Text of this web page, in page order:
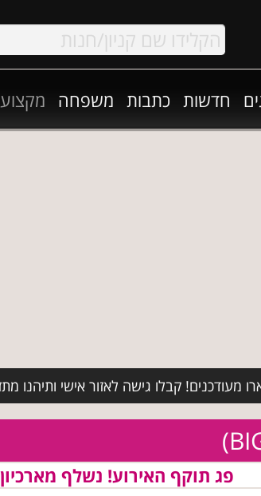
חדשות כתבות משפחה
מעודכנים! קבלו גישה לאזור אישי ותיהנו
פג תוקף האירוע! נשלף